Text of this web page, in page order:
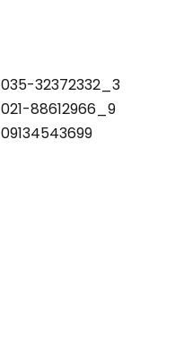
035-32372332_3
021-88612966_9
09134543699